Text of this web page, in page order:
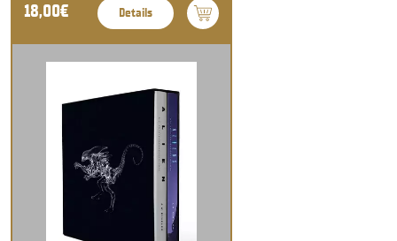
18,00€ Details